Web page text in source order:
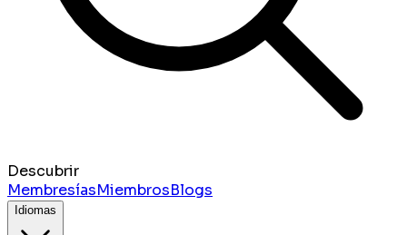
Descubrir
MembresíasMiembrosBlogs
Idiomas